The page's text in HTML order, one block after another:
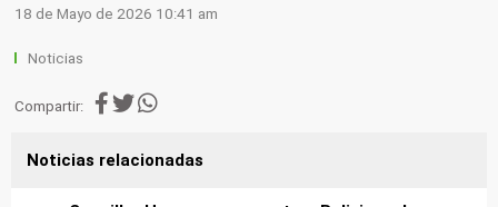
18 de Mayo de 2026 10:41 am
Noticias
Compartir:
Noticias relacionadas